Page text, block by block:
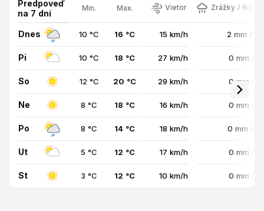
Predpoveď
na 7 dní
Min. Max. Vietor Zrážky /
Dnes 10 °C 16 °C 15 km/h 2 mm /
Pi 10 °C 18 °C 27 km/h 0 mm /
So 12 °C 20 °C 29 km/h 0 mm /
Ne 8 °C 18 °C 16 km/h 0 mm /
Po 8 °C 14 °C 18 km/h 0 mm /
Ut 5 °C 12 °C 17 km/h 0 mm /
St 3 °C 12 °C 10 km/h 0 mm /